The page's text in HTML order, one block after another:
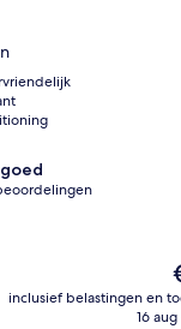
is
inclusief belastingen en
16